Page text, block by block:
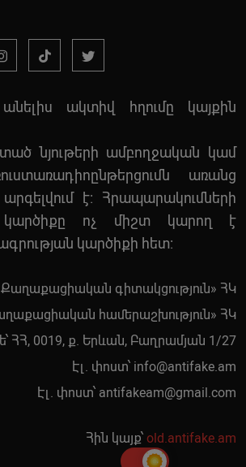
անելիս ակտիվ հղումը կայքին
նյութերի ամբողջական կամ
առանց
է: Հրապարակումների
կարծիքը ոչ միշտ կարող է
կարծիքի հետ:
գիտակցություն» ՀԿ
համերաշխություն» ՀԿ
ՀՀ, 0019, ք. Երևան, Բաղրամյան 1/27
Էլ. փոստ՝ info@antifake.am
Էլ. փոստ՝ antifakeam@gmail.com
Հին կայք՝ old.antifake.am